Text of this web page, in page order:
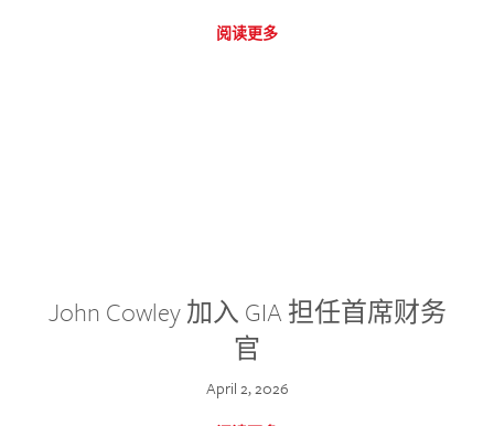
阅读更多
John Cowley 加入 GIA 担任首席财务
官
April 2, 2026